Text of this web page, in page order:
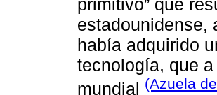
primitivo” que
estadounidense,
había adquirido
tecnología, que
mundial (Azuela